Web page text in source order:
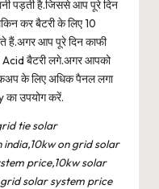
पड़ती है.जिससे आप पूरे दिन
कर बैटरी के लिए 10
हैं.अगर आप पूरे दिन काफी
Acid बैटरी लगे.अगर आपको
के लिए अधिक पैनल लगा
का उपयोग करें.
tie solar
india,10kw on grid solar
price,10kw solar
solar system price